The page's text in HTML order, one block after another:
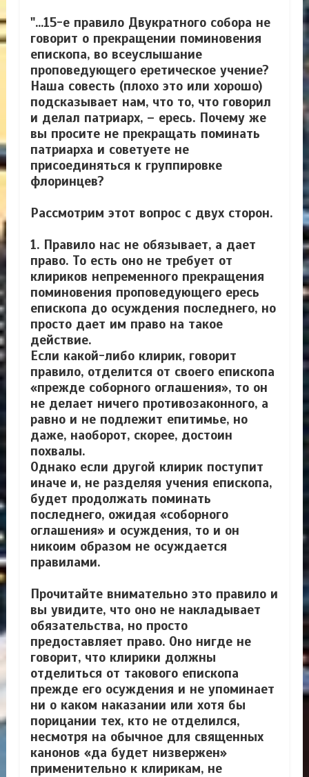
"...15-е правило Двукратного собора не
говорит о прекращении поминовения
епископа, во всеуслышание
проповедующего еретическое учение?
Наша совесть (плохо это или хорошо)
подсказывает нам, что то, что говорил
и делал патриарх, – ересь. Почему же
вы просите не прекращать поминать
патриарха и советуете не
присоединяться к группировке
флоринцев?
Рассмотрим этот вопрос с двух сторон.
1. Правило нас не обязывает, а дает
право. То есть оно не требует от
клириков непременного прекращения
поминовения проповедующего ересь
епископа до осуждения последнего, но
просто дает им право на такое
действие.
Если какой-либо клирик, говорит
правило, отделится от своего епископа
«прежде соборного оглашения», то он
не делает ничего противозаконного, а
равно и не подлежит епитимье, но
даже, наоборот, скорее, достоин
похвалы.
Однако если другой клирик поступит
иначе и, не разделяя учения епископа,
будет продолжать поминать
последнего, ожидая «соборного
оглашения» и осуждения, то и он
никоим образом не осуждается
правилами.
Прочитайте внимательно это правило и
вы увидите, что оно не накладывает
обязательства, но просто
предоставляет право. Оно нигде не
говорит, что клирики должны
отделиться от такового епископа
прежде его осуждения и не упоминает
ни о каком наказании или хотя бы
порицании тех, кто не отделился,
несмотря на обычное для священных
канонов «да будет низвержен»
применительно к клирикам, не